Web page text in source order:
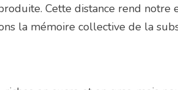
Cette distance rend notre
la mémoire collective de la